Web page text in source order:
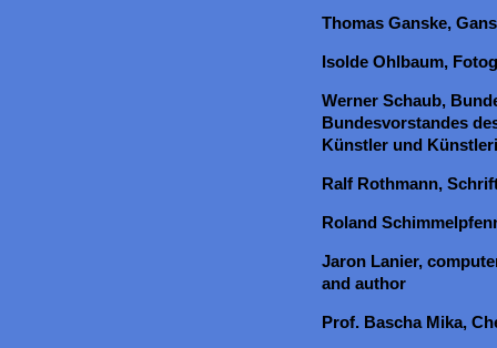
Thomas Ganske,
Isolde Ohlbaum,
Werner Schaub,
Bundesvorstandes
Künstler und
Ralf Rothmann,
Roland
Jaron Lanier,
and author
Prof. Bascha Mika,